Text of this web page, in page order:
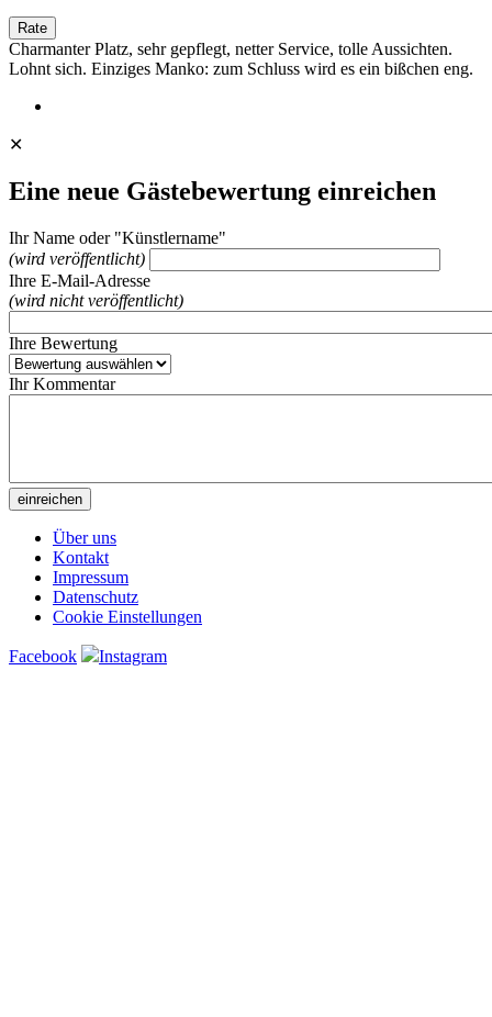
Charmanter Platz, sehr gepflegt, netter Service, tolle Aussichten.
Lohnt sich. Einziges Manko: zum Schluss wird es ein bißchen eng.
✕
Eine neue Gästebewertung einreichen
Ihr Name oder "Künstlername"
(wird veröffentlicht)
Ihre E-Mail-Adresse
(wird nicht veröffentlicht)
Ihre Bewertung
Ihr Kommentar
Über uns
Kontakt
Impressum
Datenschutz
Cookie Einstellungen
Facebook Instagram